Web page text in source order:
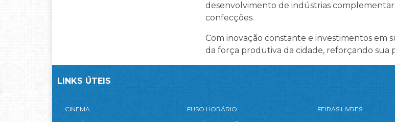
desenvolvimento de indústrias
confecções.
Com inovação constante e investimentos em
da força produtiva da cidade, reforçando sua
LINKS ÚTEIS
CINEMA
FUSO HORÁRIO
FEIRAS LIVRES